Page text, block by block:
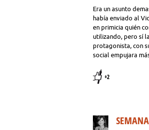
Era un asunto
había enviado al
en primicia quién
utilizando, pero sí
protagonista, con
social empujara
+2